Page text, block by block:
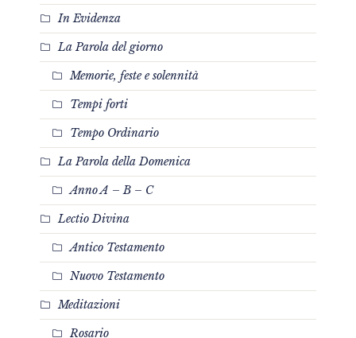
In Evidenza
La Parola del giorno
Memorie, feste e solennità
Tempi forti
Tempo Ordinario
La Parola della Domenica
Anno A – B – C
Lectio Divina
Antico Testamento
Nuovo Testamento
Meditazioni
Rosario